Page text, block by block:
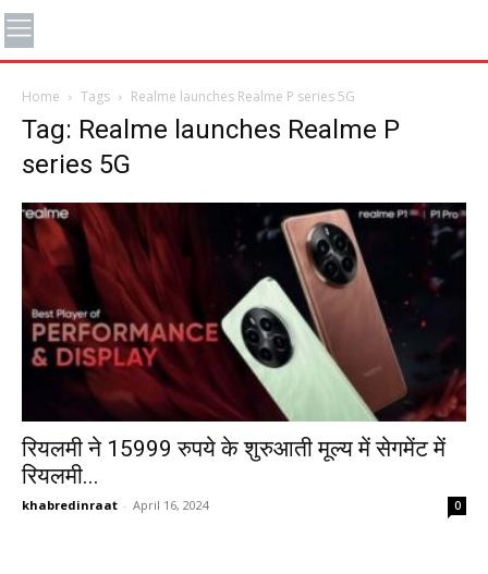
Home Tags Realme launches Realme P series 5G
Tag: Realme launches Realme P
series 5G
रियलमी ने 15999 रुपये के शुरुआती मूल्य में सेगमेंट में
रियलमी...
khabredinraat - April 16, 2024 0